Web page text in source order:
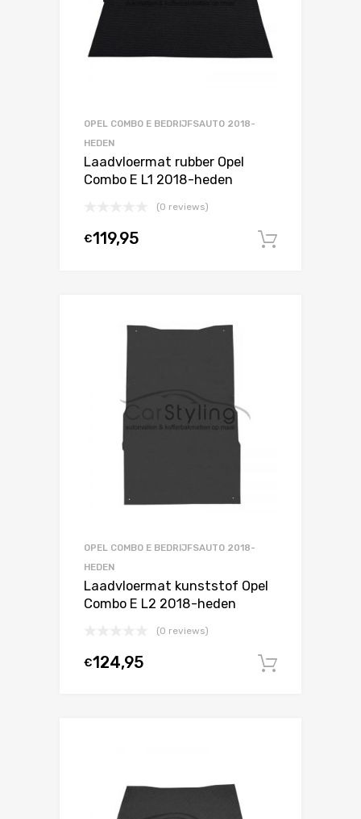
OPEL COMBO E BEDRIJFSAUTO 2018-
HEDEN
Laadvloermat rubber Opel
Combo E L1 2018-heden
(0 reviews)
€119,95
OPEL COMBO E BEDRIJFSAUTO 2018-
HEDEN
Laadvloermat kunststof Opel
Combo E L2 2018-heden
(0 reviews)
€124,95